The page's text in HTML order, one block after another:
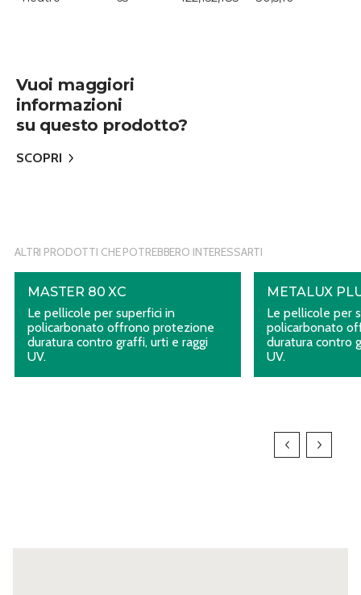
Vuoi maggiori
informazioni
su questo prodotto?
SCOPRI
ALTRI PRODOTTI CHE POTREBBERO INTERESSARTI
MASTER 80 XC
Le pellicole per superfici in
policarbonato offrono protezione
duratura contro graffi, urti e raggi
UV.
METALUX
Le pellicole per
policarbonato
duratura contro
UV.